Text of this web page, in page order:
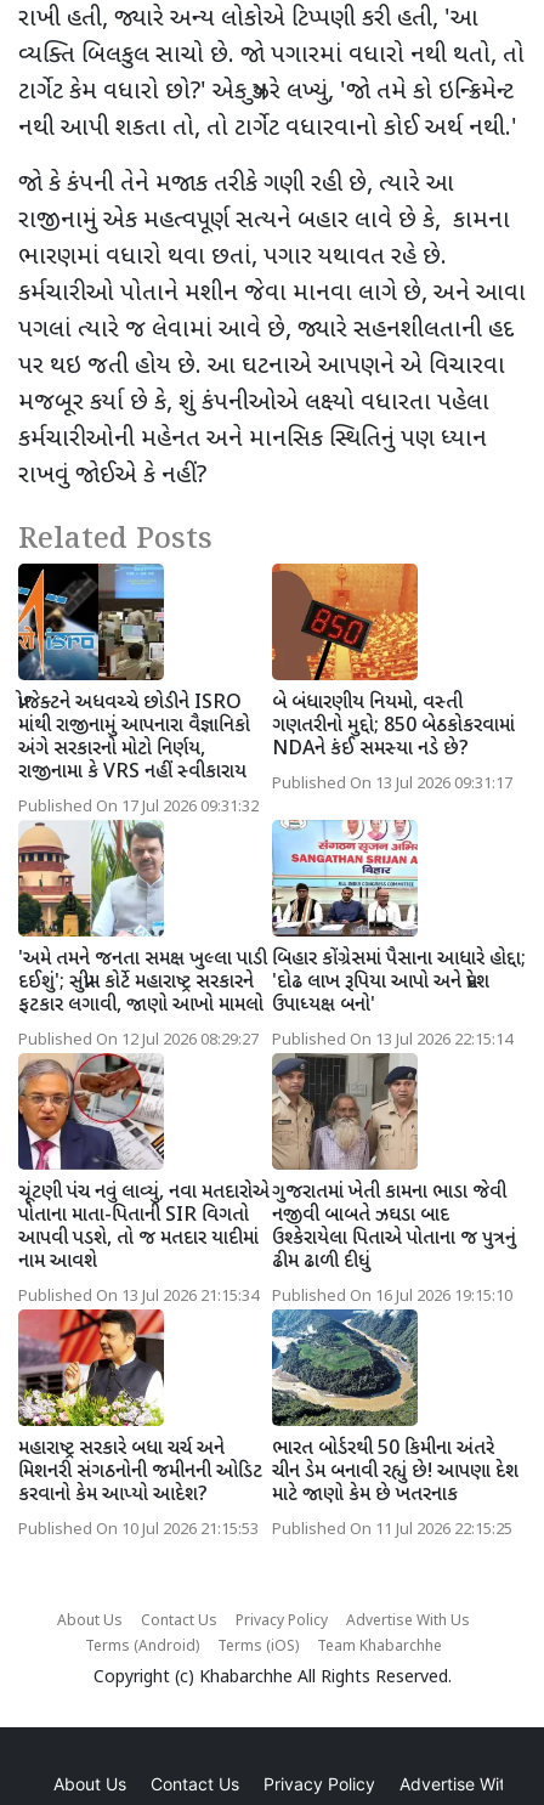
રાખી હતી, જ્યારે અન્ય લોકોએ ટિપ્પણી કરી હતી, 'આ
વ્યક્તિ બિલકુલ સાચો છે. જો પગારમાં વધારો નથી થતો, તો
ટાર્ગેટ કેમ વધારો છો?' એક યુઝરે લખ્યું, 'જો તમે કો ઇન્ક્રિમેન્ટ
નથી આપી શકતા તો, તો ટાર્ગેટ વધારવાનો કોઈ અર્થ નથી.'
જો કે કંપની તેને મજાક તરીકે ગણી રહી છે, ત્યારે આ
રાજીનામું એક મહત્વપૂર્ણ સત્યને બહાર લાવે છે કે, કામના
ભારણમાં વધારો થવા છતાં, પગાર યથાવત રહે છે.
કર્મચારીઓ પોતાને મશીન જેવા માનવા લાગે છે, અને આવા
પગલાં ત્યારે જ લેવામાં આવે છે, જ્યારે સહનશીલતાની હદ
પર થઇ જતી હોય છે. આ ઘટનાએ આપણને એ વિચારવા
મજબૂર કર્યા છે કે, શું કંપનીઓએ લક્ષ્યો વધારતા પહેલા
કર્મચારીઓની મહેનત અને માનસિક સ્થિતિનું પણ ધ્યાન
રાખવું જોઈએ કે નહીં?
Related Posts
પ્રોજેક્ટને અધવચ્ચે છોડીને ISRO
માંથી રાજીનામું આપનારા વૈજ્ઞાનિકો
અંગે સરકારનો મોટો નિર્ણય,
રાજીનામા કે VRS નહીં સ્વીકારાય
Published On 17 Jul 2026 09:31:32
બે બંધારણીય નિયમો, વસ્તી
ગણતરીનો મુદ્દો; 850 બેઠકોકરવામાં
NDAને કંઈ સમસ્યા નડે છે?
Published On 13 Jul 2026 09:31:17
'અમે તમને જનતા સમક્ષ ખુલ્લા પાડી
દઈશું'; સુપ્રીમ કોર્ટે મહારાષ્ટ્ર સરકારને
ફટકાર લગાવી, જાણો આખો મામલો
Published On 12 Jul 2026 08:29:27
બિહાર કોંગ્રેસમાં પૈસાના આધારે હોદ્દા;
'દોઢ લાખ રૂપિયા આપો અને પ્રદેશ
ઉપાધ્યક્ષ બનો'
Published On 13 Jul 2026 22:15:14
ચૂંટણી પંચ નવું લાવ્યું, નવા મતદારોએ
પોતાના માતા-પિતાની SIR વિગતો
આપવી પડશે, તો જ મતદાર યાદીમાં
નામ આવશે
Published On 13 Jul 2026 21:15:34
ગુજરાતમાં ખેતી કામના ભાડા જેવી
નજીવી બાબતે ઝઘડા બાદ
ઉશ્કેરાયેલા પિતાએ પોતાના જ પુત્રનું
ઢીમ ઢાળી દીધું
Published On 16 Jul 2026 19:15:10
મહારાષ્ટ્ર સરકારે બધા ચર્ચ અને
મિશનરી સંગઠનોની જમીનની ઓડિટ
કરવાનો કેમ આપ્યો આદેશ?
Published On 10 Jul 2026 21:15:53
ભારત બોર્ડરથી 50 કિમીના અંતરે
ચીન ડેમ બનાવી રહ્યું છે! આપણા દેશ
માટે જાણો કેમ છે ખતરનાક
Published On 11 Jul 2026 22:15:25
About Us Contact Us Privacy Policy
Advertise With Us
Terms (Android)
Terms (iOS) Team Khabarchhe
Copyright (c) Khabarchhe All Rights Reserved.
About Us Contact Us Privacy Policy Advertise With Us